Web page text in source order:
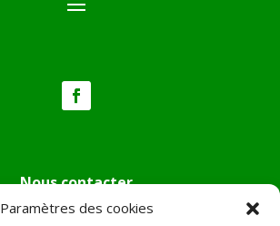
Paramètres des cookies
Nous contacter
Tél :04.95.36.24.02